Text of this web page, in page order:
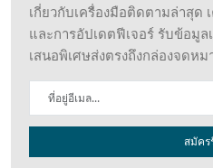
เกี่ยวกับเครื่องมือติดตามล่าสุ
และการอัปเดตฟีเจอร์ รับข้อมู
เสนอพิเศษส่งตรงถึงกล่องจดห
สมัคร